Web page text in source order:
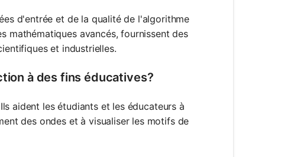
d'entrée et de la qualité de l'algorithme
mathématiques avancés, fournissent des
et industrielles.
à des fins éducatives?
aident les étudiants et les éducateurs à
des ondes et à visualiser les motifs de